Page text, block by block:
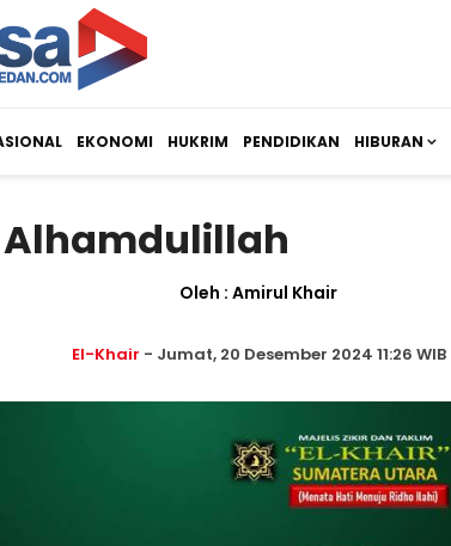
EKONOMI HUKRIM PENDIDIKAN HIBURAN
Oleh : Amirul Khair
El-Khair - Jumat, 20 Desember 2024 11:26 WIB